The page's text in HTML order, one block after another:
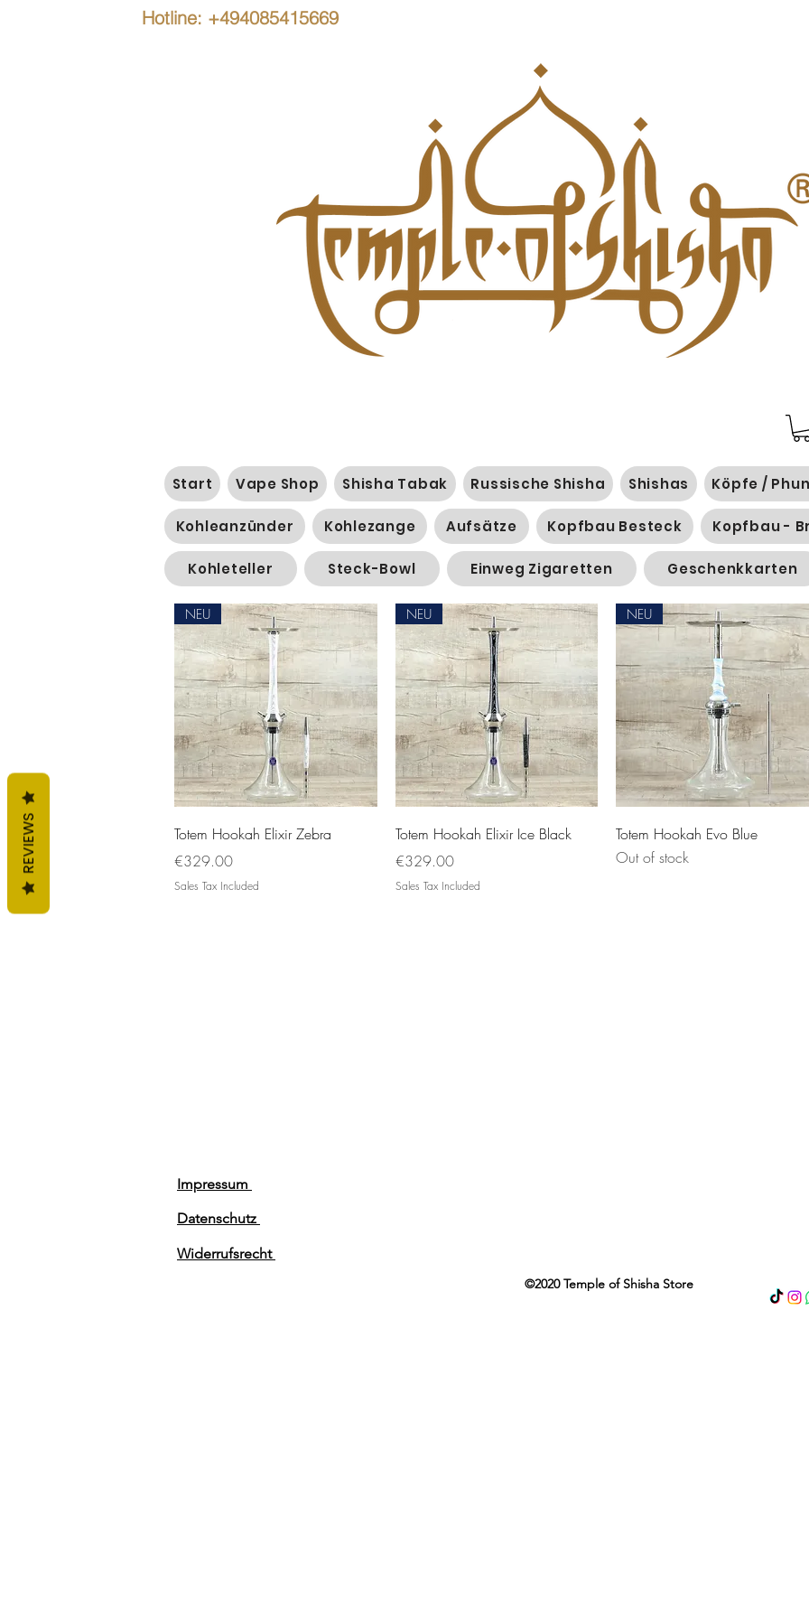
Hotline: +494085415669
Start Vape Shop Shisha Tabak Russische Shisha Shishas Köpfe /
Kohleanzünder Kohlezange Aufsätze Kopfbau Besteck Kopfbau -
Kohleteller Steck-Bowl Einweg Zigaretten Geschenkkarten
Quick View
NEU
Totem Hookah Elixir Zebra
Price
€329.00
Sales Tax Included
Quick View
NEU
Totem Hookah Elixir Ice Black
Price
€329.00
Sales Tax Included
Quick View
NEU
Totem Hookah Evo Blue
Out of stock
Impressum
Datenschutz
Widerrufsrecht
©2020 Temple of Shisha Store
REVIEWS